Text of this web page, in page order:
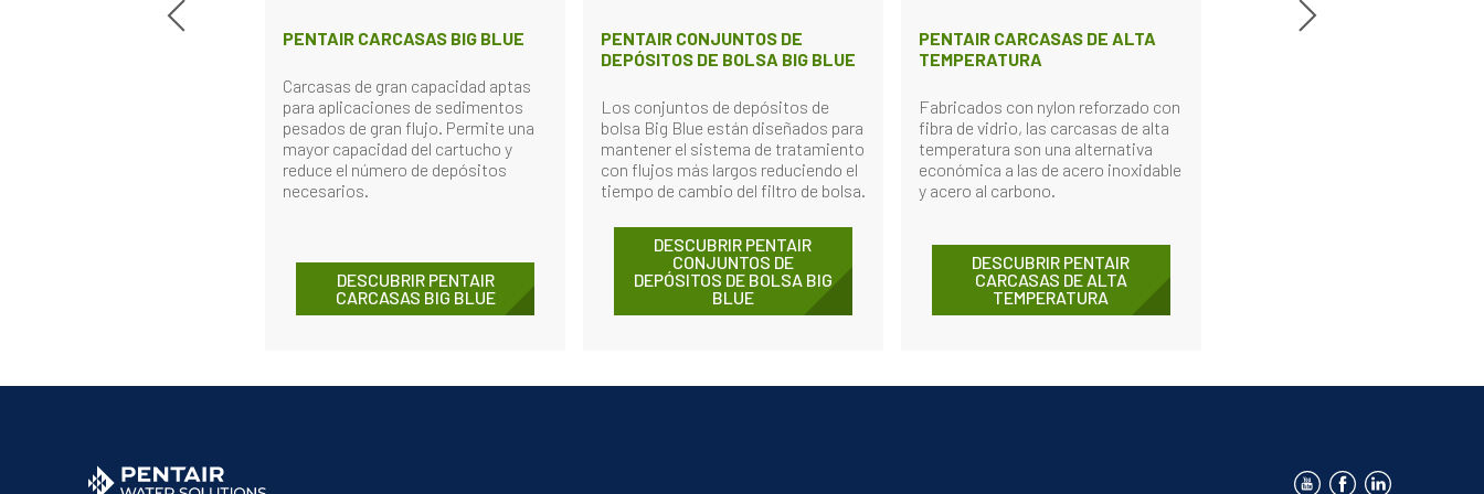
PENTAIR CARCASAS BIG BLUE
Carcasas de gran capacidad aptas
para aplicaciones de sedimentos
pesados de gran flujo. Permite una
mayor capacidad del cartucho y
reduce el número de depósitos
necesarios.
DESCUBRIR PENTAIR
CARCASAS BIG BLUE
PENTAIR CONJUNTOS DE
DEPÓSITOS DE BOLSA BIG BLUE
Los conjuntos de depósitos de
bolsa Big Blue están diseñados para
mantener el sistema de tratamiento
con flujos más largos reduciendo el
tiempo de cambio del filtro de bolsa.
DESCUBRIR PENTAIR
CONJUNTOS DE
DEPÓSITOS DE BOLSA BIG
BLUE
PENTAIR CARCASAS DE ALTA
TEMPERATURA
Fabricados con nylon reforzado con
fibra de vidrio, las carcasas de alta
temperatura son una alternativa
económica a las de acero inoxidable
y acero al carbono.
DESCUBRIR PENTAIR
CARCASAS DE ALTA
TEMPERATURA